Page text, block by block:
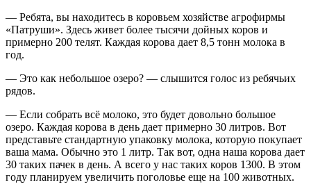
— Ребята, вы находитесь в коровьем хозяйстве агрофирмы
«Патруши». Здесь живет более тысячи дойных коров и
примерно 200 телят. Каждая корова дает 8,5 тонн молока в
год.
— Это как небольшое озеро? — слышится голос из ребячьих
рядов.
— Если собрать всё молоко, это будет довольно большое
озеро. Каждая корова в день дает примерно 30 литров. Вот
представьте стандартную упаковку молока, которую покупает
ваша мама. Обычно это 1 литр. Так вот, одна наша корова дает
30 таких пачек в день. А всего у нас таких коров 1300. В этом
году планируем увеличить поголовье еще на 100 животных.